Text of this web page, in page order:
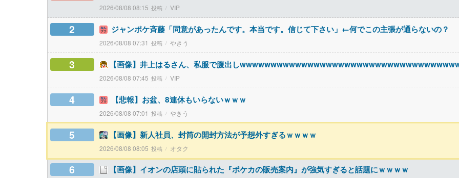
2026/08/08 08:15 VIP
2 ジャンポケ斉藤「同意があったんです。本当です。信じて下さい」←何でこの主張が通らないの？
2026/08/08 07:31 やきう
3 【画像】井上はるさん、私服で腹出し
2026/08/08 07:45 VIP
4 【悲報】お盆、8連休もいらないｗｗｗ
2026/08/08 07:01 やきう
5 【画像】新人社員、封筒の開封方法が予想外すぎるｗｗｗｗ
2026/08/08 08:05 オタク
6 【画像】イオンの店頭に貼られた『ポケカの販売案内』が強気すぎると話題にｗｗｗｗ